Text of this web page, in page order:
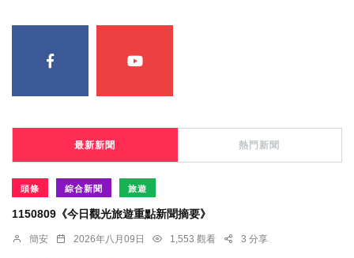
最新新聞 熱門新聞
頭條 綜合新聞 旅遊
1150809《今日觀光旅遊重點新聞摘要》
簡安 2026年八月09日 1,553 觀看 3 分享